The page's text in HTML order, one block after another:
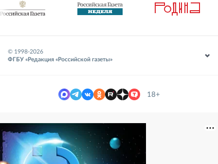
© 1998-2026
ФГБУ «Редакция «Российской газеты»
18+